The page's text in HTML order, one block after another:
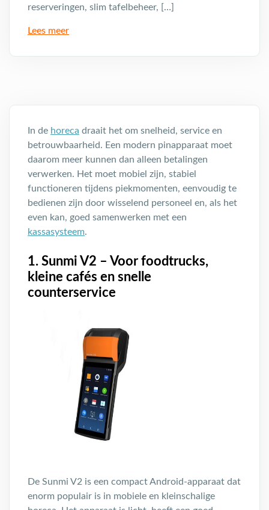
reserveringen, slim tafelbeheer, […]
Lees meer
In de horeca draait het om snelheid, service en
betrouwbaarheid. Een modern pinapparaat moet
daarom meer kunnen dan alleen betalingen
verwerken. Het moet mobiel zijn, stabiel
functioneren tijdens piekmomenten, eenvoudig te
bedienen zijn door wisselend personeel en, als het
even kan, goed samenwerken met een
kassasysteem.
1. Sunmi V2 – Voor foodtrucks,
kleine cafés en snelle
counterservice
De Sunmi V2 is een compact Android-apparaat dat
enorm populair is in mobiele en kleinschalige